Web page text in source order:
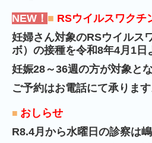
NEW ！ ■ RSウイルスワクチ
妊婦さん対象のRSウイルス
ボ）の接種を令和8年4月1日
妊娠28～36週の方が対象とな
ご予約はお電話にて承ります
■ おしらせ
R8.4月から水曜日の診察は